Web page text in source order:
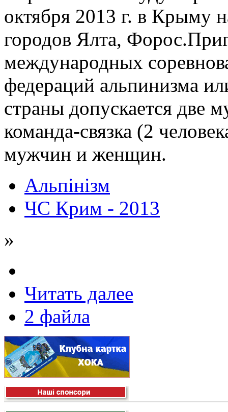
октября 2013 г. в Крыму
городов Ялта,
международных
федераций альпинизма
страны допускается две
команда-связка (2
мужчин и женщин.
Альпінізм
ЧС Крим - 2013
»
Читать далее
2 файла